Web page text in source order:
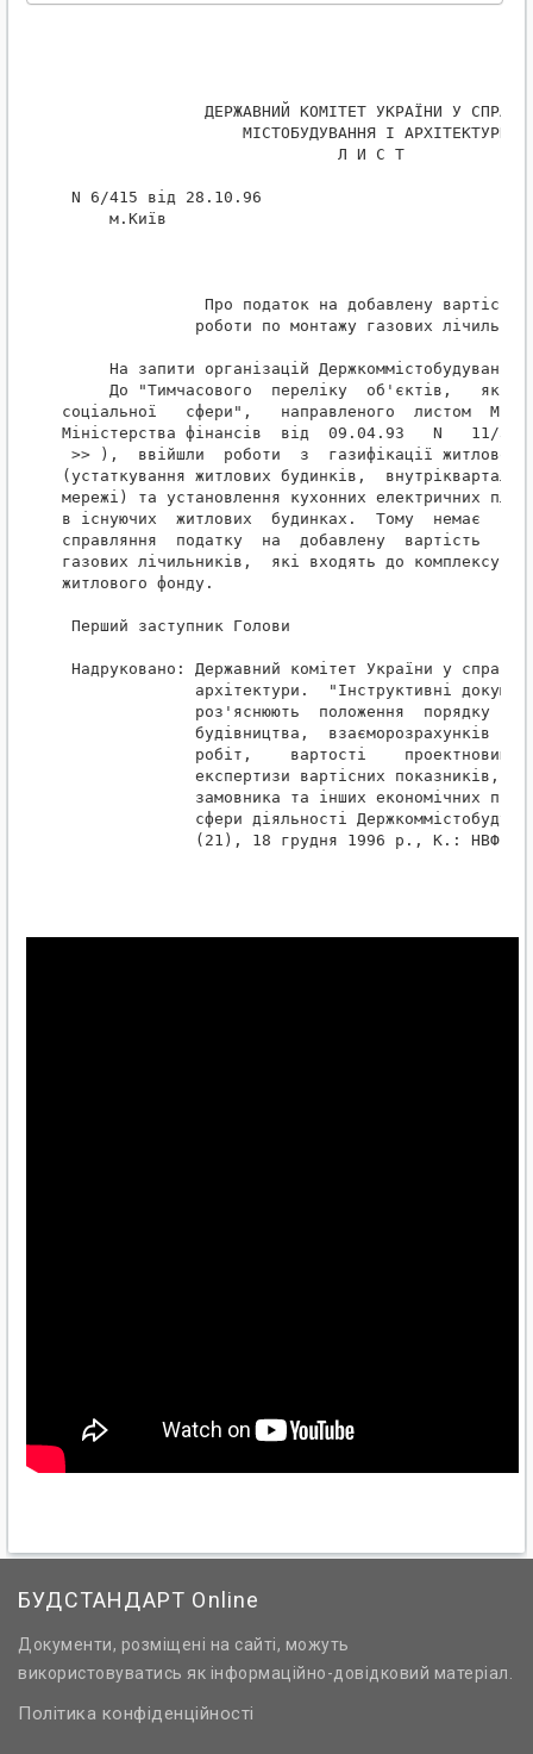
ДЕРЖАВНИЙ КОМІТЕТ УКРАЇНИ У
                   МІСТОБУДУВАННЯ І АРХІТЕКТУРИ
                             Л И С Т
N 6/415 від 28.10.96
     м.Київ
Про податок на добавлену вартість
роботи по монтажу газових
На запити організацій Держкоммістобудування
До "Тимчасового  переліку  об'єктів,   які
соціальної   сфери",   направленого  листом
Міністерства фінансів  від  09.04.93   N   11/
>> ),  ввійшли  роботи  з  газифікації житлового
(устаткування житлових будинків,
мережі) та установлення кухонних електричних
в існуючих  житлових  будинках.  Тому  немає
справляння  податку  на  добавлену  вартість  з
газових лічильників,  які входять до комплексу
житлового фонду.
Перший заступник Голови
Надруковано: Державний комітет України у
архітектури.  "Інструктивні
роз'яснюють  положення  порядку
будівництва,  взаєморозрахунків за
робіт,    вартості
експертизи вартісних показників,
замовника та інших економічних
сфери діяльності
(21), 18 грудня 1996 р., К.: НВФ
БУДСТАНДАРТ Online
Документи, розміщені на сайті, можуть
використовуватись як інформаційно-довідковий матеріал.
Політика конфіденційності